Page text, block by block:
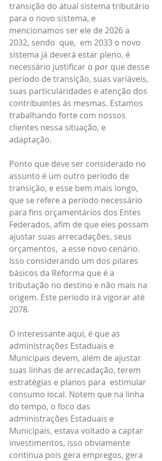
transição do atual sistema tributário
para o novo sistema, e
mencionamos ser ele de 2026 a
2032, sendo  que,  em 2033 o novo
sistema já deverá estar pleno, é
necessário justificar o por que desse
período de transição, suas variáveis,
suas particularidades e atenção dos
contribuintes às mesmas. Estamos
trabalhando forte com nossos
clientes nessa situação, e
adaptação.
Ponto que deve ser considerado no
assunto é um outro período de
transição, e esse bem mais longo,
que se refere a período necessário
para fins orçamentários dos Entes
Federados, afim de que eles possam
ajustar suas arrecadações, seus
orçamentos,  a esse novo cenário.
Isso considerando um dos pilares
básicos da Reforma que é a
tributação no destino e não mais na
origem. Este período irá vigorar até
2078.
O interessante aqui, é que as
administrações Estaduais e
Municipais devem, além de ajustar
suas linhas de arrecadação, terem
estratégias e planos para  estimular
consumo local. Notem que na linha
do tempo, o foco das
administrações Estaduais e
Municipais, estava voltado a captar
investimentos, isso obviamente
continua pois gera empregos, gera